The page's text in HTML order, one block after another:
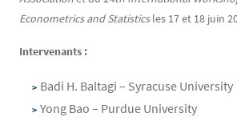
Econometrics and Statisticsles 17 et 18 juin
Intervenants :
Badi H. Baltagi – Syracuse University
Yong Bao – Purdue University